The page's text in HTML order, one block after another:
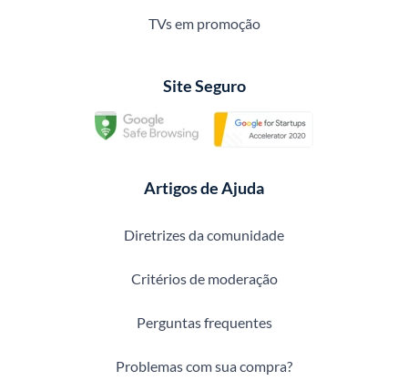
TVs em promoção
Site Seguro
Artigos de Ajuda
Diretrizes da comunidade
Critérios de moderação
Perguntas frequentes
Problemas com sua compra?